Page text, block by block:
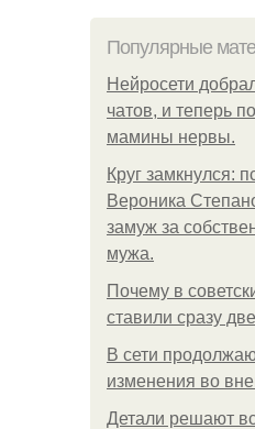
Популярные
Нейросети
чатов, и теперь
мамины нервы.
Круг замкнулся:
Вероника
замуж за
мужа.
Почему в
ставили сразу
В сети
изменения во
Детали решают